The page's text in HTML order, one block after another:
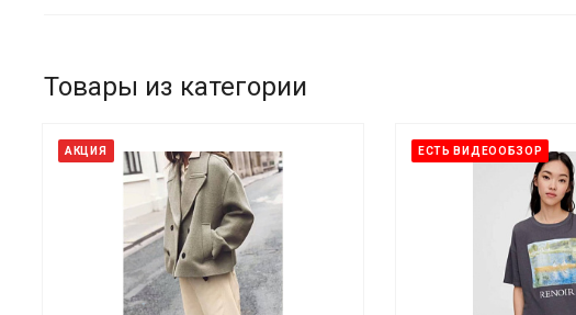
Товары из категории
АКЦИЯ ЕСТЬ ВИДЕООБЗОР